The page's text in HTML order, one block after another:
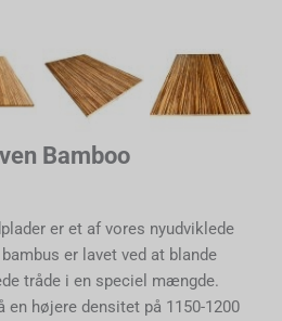
Bamboo
er et af vores nyudviklede
er lavet ved at blande
tråde i en speciel mængde.
en højere densitet på 1150-1200